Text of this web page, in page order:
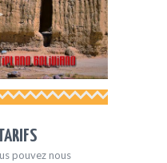
pouvez nous